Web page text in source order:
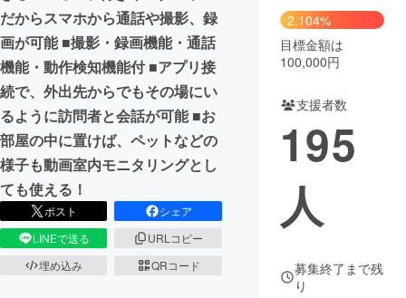
CAMPFIRE for Social Good
CAMPFIRE Creation
CAMPFIREふるさと納税machi-ya コミュニティ
だからスマホから通話や撮影、録
画が可能 ■撮影・録画機能・通話
機能・動作検知機能付 ■アプリ接
続で、外出先からでもその場にい
るように訪問者と会話が可能 ■お
部屋の中に置けば、ペットなどの
様子も動画室内モニタリングとし
ても使える！
ポスト
シェア
LINEで送る
URLコピー
埋め込み
QRコード
2,104%
目標金額は
100,000円
支援者数
195
人
募集終了まで残
り